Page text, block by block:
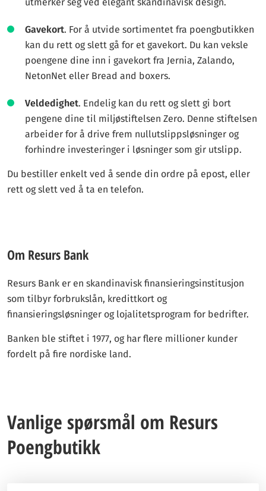
Gavekort. For å utvide sortimentet fra poengbutikken
kan du rett og slett gå for et gavekort. Du kan veksle
poengene dine inn i gavekort fra Jernia, Zalando,
NetonNet eller Bread and boxers.
Veldedighet. Endelig kan du rett og slett gi bort
pengene dine til miljøstiftelsen Zero. Denne stiftelsen
arbeider for å drive frem nullutslippsløsninger og
forhindre investeringer i løsninger som gir utslipp.
Du bestiller enkelt ved å sende din ordre på epost, eller
rett og slett ved å ta en telefon.
Om Resurs Bank
Resurs Bank er en skandinavisk finansieringsinstitusjon
som tilbyr forbrukslån, kredittkort og
finansieringsløsninger og lojalitetsprogram for bedrifter.
Banken ble stiftet i 1977, og har flere millioner kunder
fordelt på fire nordiske land.
Vanlige spørsmål om Resurs
Poengbutikk